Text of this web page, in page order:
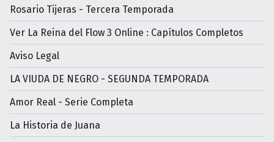
Rosario Tijeras - Tercera Temporada
Ver La Reina del Flow 3 Online : Capítulos Completos
Aviso Legal
LA VIUDA DE NEGRO - SEGUNDA TEMPORADA
Amor Real - Serie Completa
La Historia de Juana